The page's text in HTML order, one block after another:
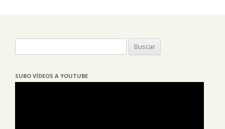
SUBO VÍDEOS A YOUTUBE